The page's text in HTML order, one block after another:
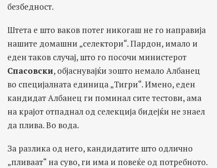
безбедност.
Штета е што ваков потег никогаш не го направија
нашите домашни „селектори“. Пардон, имало и
еден таков случај, што го посочи министерот
Спасовски, објаснувајќи зошто немало Албанец
во специјалната единица „Тигри“. Имено, еден
кандидат Албанец ги поминал сите тестови, ама
на крајот отпаднал од селекција бидејќи не знаел
да плива. Во вода.
За разлика од него, кандидатите што одлично
„пливаат“ на суво, ги има и повеќе од потребното.